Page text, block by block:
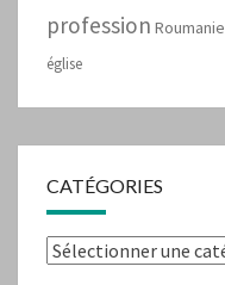
profession Roumanie
église
CATÉGORIES
Catégories